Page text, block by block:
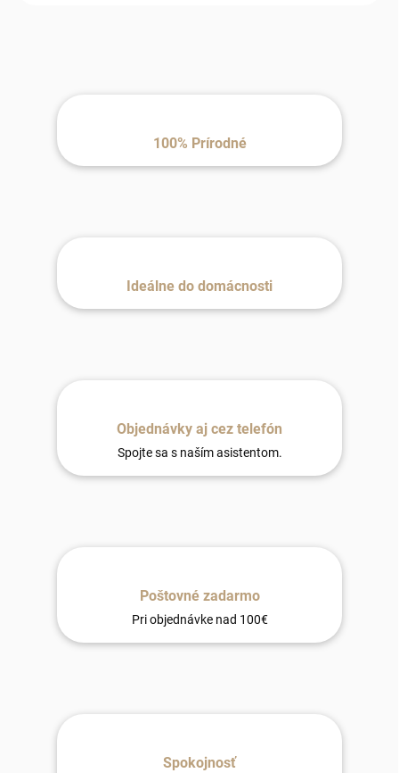
100% Prírodné
Ideálne do domácnosti
Objednávky aj cez telefón
Spojte sa s naším asistentom.
Poštovné zadarmo
Pri objednávke nad 100€
Spokojnosť